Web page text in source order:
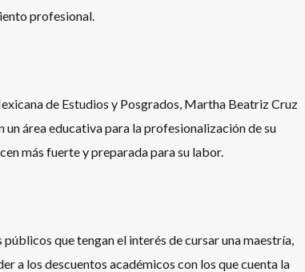
profesional.
de Estudios y Posgrados, Martha Beatriz Cruz
área educativa para la profesionalización de su
más fuerte y preparada para su labor.
que tengan el interés de cursar una maestría,
a los descuentos académicos con los que cuenta la